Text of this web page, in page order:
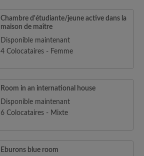
Chambre d'étudiante/jeune active dans la
maison de maître
Disponible maintenant
4 Colocataires - Femme
Room in an international house
Disponible maintenant
6 Colocataires - Mixte
Eburons blue room